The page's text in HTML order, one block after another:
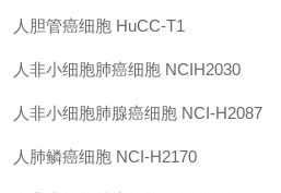
人胆管癌细胞 HuCC-T1
人非小细胞肺癌细胞 NCIH2030
人非小细胞肺腺癌细胞 NCI-H2087
人肺鳞癌细胞 NCI-H2170